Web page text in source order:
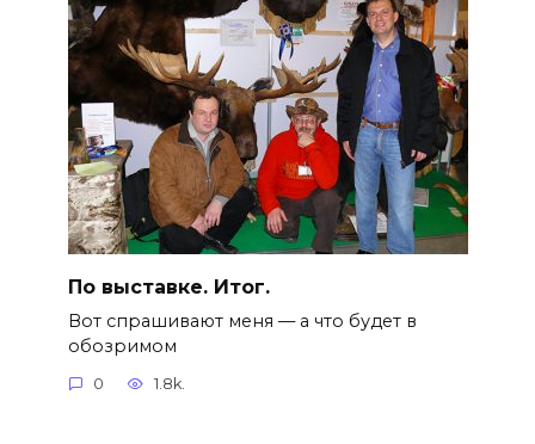
По выставке. Итог.
Вот спрашивают меня — а что будет в
обозримом
0 1.8k.